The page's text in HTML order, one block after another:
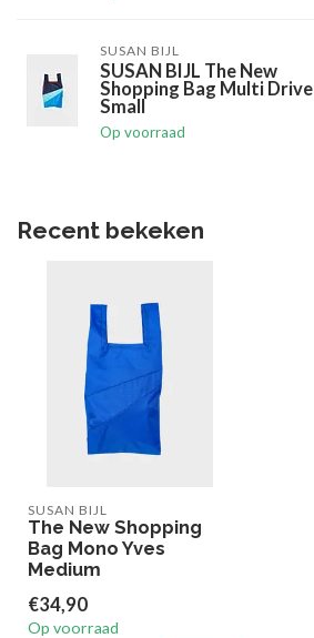
SUSAN BIJL
SUSAN BIJL The New
Shopping Bag Multi Drive
Small
Op voorraad
Recent bekeken
SUSAN BIJL
The New Shopping
Bag Mono Yves
Medium
€34,90
Op voorraad